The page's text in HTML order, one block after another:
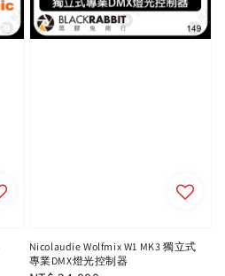
Nicolaudie Wolfmix W1 MK3 獨立式
專業DMX燈光控制器